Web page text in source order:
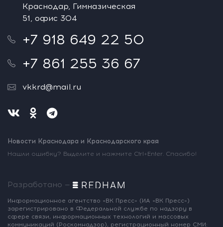
Краснодар, Гимназическая
51, офис 304
+7 918 649 22 50
+7 861 255 36 67
vkkrd@mail.ru
Новости Краснодара и Краснодарского края
Нашли ошибку? Выделите и нажмите Ctrl+Enter. Спасибо!
Разработано —
Информационное агентство «ВК Пресс» (ИА «ВК Пресс»)
зарегистрировано в Федеральной службе по надзору в
сфере связи, информационных технологий и массовых
коммуникаций (Роскомнадзор), регистрационный номер СМИ: